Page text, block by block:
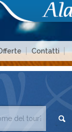
Contatti